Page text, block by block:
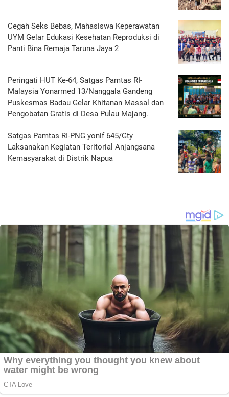
Cegah Seks Bebas, Mahasiswa Keperawatan
UYM Gelar Edukasi Kesehatan Reproduksi di
Panti Bina Remaja Taruna Jaya 2
Peringati HUT Ke-64, Satgas Pamtas RI-
Malaysia Yonarmed 13/Nanggala Gandeng
Puskesmas Badau Gelar Khitanan Massal dan
Pengobatan Gratis di Desa Pulau Majang.
Satgas Pamtas RI-PNG yonif 645/Gty
Laksanakan Kegiatan Teritorial Anjangsana
Kemasyarakat di Distrik Napua